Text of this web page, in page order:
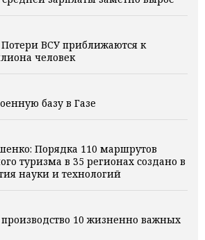
ВСУ приближаются к
человек
базу в Газе
Порядка 110 маршрутов
туризма в 35 регионах создано в
науки и технологий
производство 10 жизненно важных